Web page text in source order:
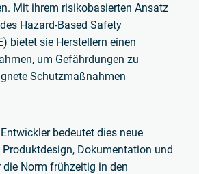
Mit ihrem risikobasierten Ansatz
Hazard-Based Safety
bietet sie Herstellern einen
um Gefährdungen zu
Schutzmaßnahmen
bedeutet dies neue
Dokumentation und
die Norm frühzeitig in den